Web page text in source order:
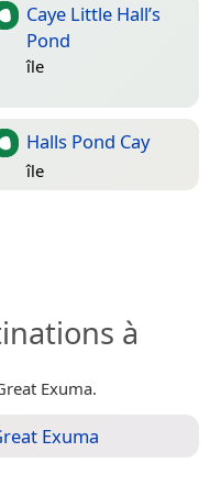
Caye Little Hall’s
Pond
île
Halls Pond Cay
île
à
Exuma.
Exuma